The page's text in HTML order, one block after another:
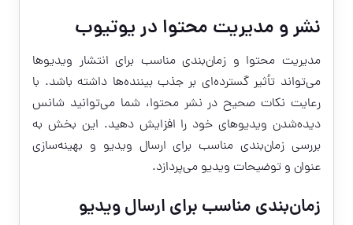
نشر و مدیریت محتوا در یوتیوب
مدیریت محتوا و زمان‌بندی مناسب برای انتشار ویدیوها
می‌تواند تأثیر گسترده‌ای بر جذب بیننده‌ها داشته باشد. با
رعایت نکات صحیح در نشر محتوا، شما می‌توانید شانس
دیده‌شدن ویدیوهای خود را افزایش دهید. این بخش به
بررسی زمان‌بندی مناسب برای ارسال ویدیو و بهینه‌سازی
عنوان و توضیحات ویدیو می‌پردازد.
زمان‌بندی مناسب برای ارسال ویدیو